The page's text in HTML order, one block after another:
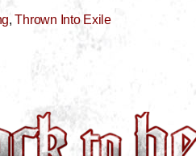
,Thrown Into Exile